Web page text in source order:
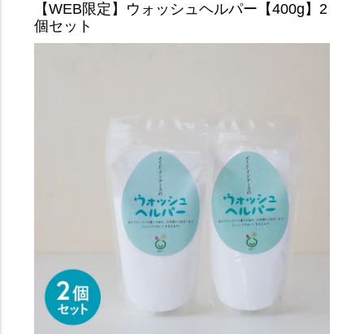
【WEB限定】ウォッシュヘルパー【400g】2
個セット